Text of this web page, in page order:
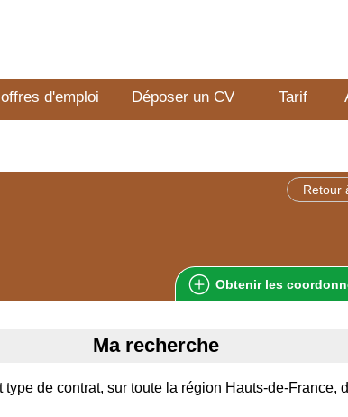
d'emploi Déposer un CV Tarif
Retour
Obtenir les
Ma recherche
type de contrat, sur toute la région Hauts-de-France,